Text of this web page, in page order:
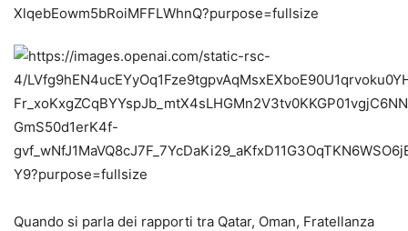
Quando si parla dei rapporti tra Qatar, Oman, Fratellanza